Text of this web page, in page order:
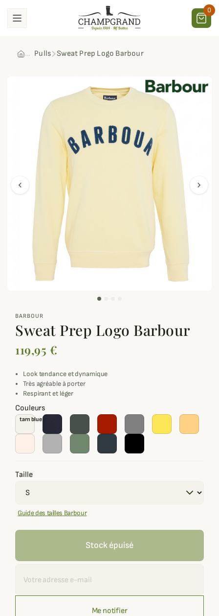
0
Pulls Sweat Prep Logo Barbour
chevron_left chevron_right
BARBOUR
Sweat Prep Logo Barbour
119,95 €
Look tendance et dynamique
Très agréable à porter
Respirant et léger
Couleurs
tarn blue
Taille
Guide des tailles Barbour
Stock épuisé
Me notifier